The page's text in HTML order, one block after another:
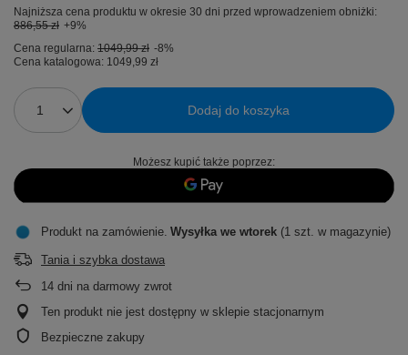
Najniższa cena produktu w okresie 30 dni przed wprowadzeniem obniżki:
886,55 zł +9%
Cena regularna: 1049,99 zł -8%
Cena katalogowa: 1049,99 zł
Dodaj do koszyka
Możesz kupić także poprzez:
Produkt na zamówienie Wysyłka we wtorek (1 szt. w magazynie)
Tania i szybka dostawa
14 dni na darmowy zwrot
Ten produkt nie jest dostępny w sklepie stacjonarnym
Bezpieczne zakupy